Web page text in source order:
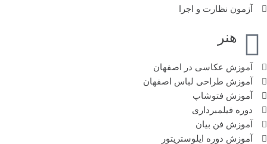
آزمون نظارت و اجرا
هنر
آموزش عکاسی در اصفهان
آموزش طراحی لباس اصفهان
آموزش فتوشاپ
دوره فیلمبرداری
آموزش فن بیان
آموزش دوره ایلوستریتور